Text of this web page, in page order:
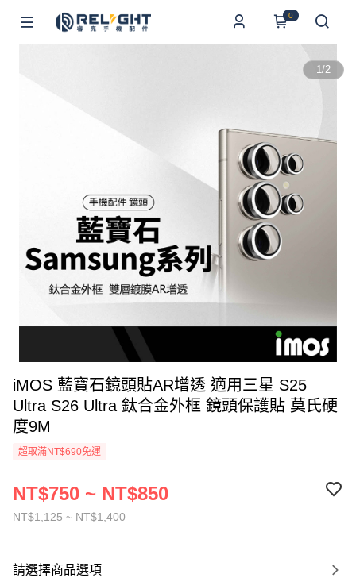
0
1/2
iMOS 藍寶石鏡頭貼AR增透 適用三星 S25
Ultra S26 Ultra 鈦合金外框 鏡頭保護貼 莫氏硬
度9M
超取滿NT$690免運
NT$1,125 ~ NT$1,400
NT$750 ~ NT$850
請選擇商品選項